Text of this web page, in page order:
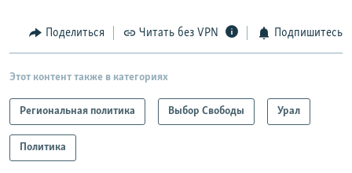
Поделиться Читать без VPN Подпишитесь
Этот контент также в категориях
Региональная политика Выбор Свободы Урал
Политика